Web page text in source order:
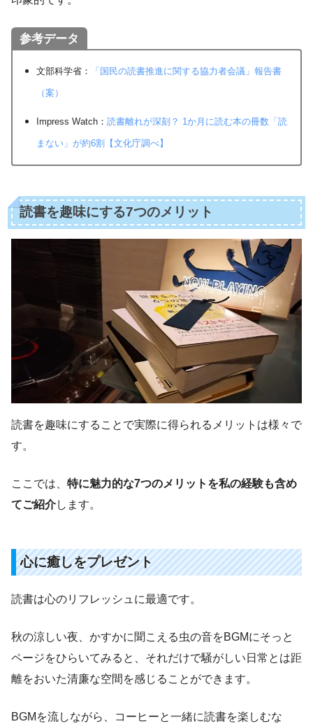
参考データ
文部科学省： 「国民の読書推進に関する協力者会議」報告書
（案）
Impress Watch：読書離れが深刻？ 1か月に読む本の冊数「読
まない」が約6割【文化庁調べ】
読書を趣味にする7つのメリット
読書を趣味にすることで実際に得られるメリットは様々で
す。
ここでは、 特に魅力的な7つのメリットを私の経験も含め
てご紹介します。
心に癒しをプレゼント
読書は心のリフレッシュに最適です。
秋の涼しい夜、かすかに聞こえる虫の音をBGMにそっと
ページをひらいてみると、それだけで騒がしい日常とは距
離をおいた清廉な空間を感じることができます。
BGMを流しながら、コーヒーと一緒に読書を楽しむな